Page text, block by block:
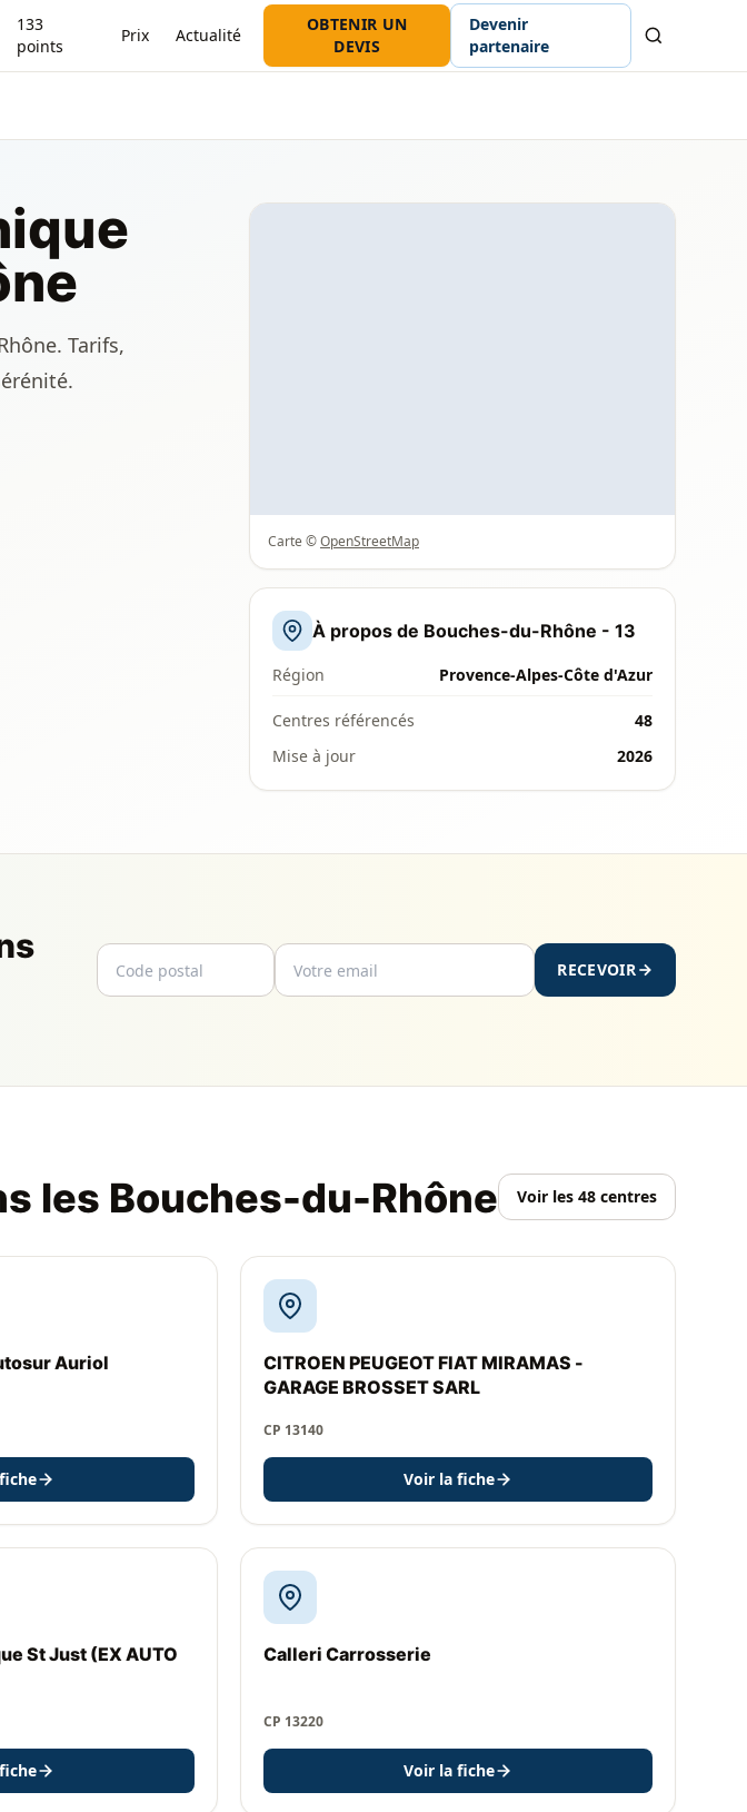
133
points
Prix Actualité
OBTENIR UN
DEVIS
Devenir
partenaire
Tarifs,
Carte ©OpenStreetMap
À propos de Bouches-du-Rhône - 13
Région Provence-Alpes-Côte d'Azur
Centres référencés
48
Mise à jour
2026
Code postal
Email
RECEVOIR
les Bouches-du-Rhône Voir les 48 centres
Auriol
CITROEN PEUGEOT FIAT MIRAMAS -
GARAGE BROSSET SARL
CP 13140
Voir la fiche
St Just (EX AUTO
Calleri Carrosserie
CP 13220
Voir la fiche